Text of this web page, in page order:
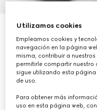
Corte Cinturón
€ 490
Utilizamos cookies
Empleamos cookies y
navegación en la página
misma, contribuir a
permitirle compartir nuestro
sigue utilizando esta
de uso.
Para obtener más
uso en esta página web,